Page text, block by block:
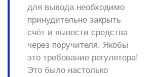
для вывода необходимо
принудительно закрыть
счёт и вывести средства
через поручителя. Якобы
это требование регулятора!
Это было настолько